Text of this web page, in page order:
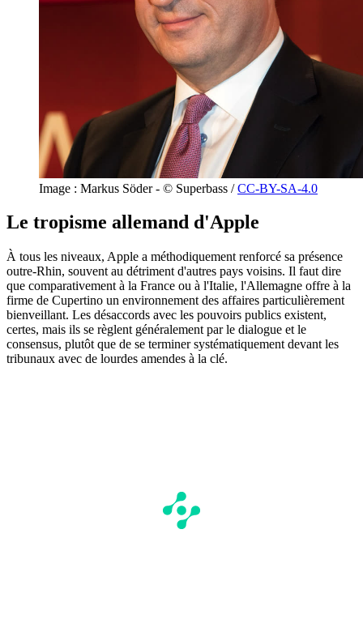
Image : Markus Söder - © Superbass /CC-BY-SA-4.0
Le tropisme allemand d'Apple
À tous les niveaux, Apple a méthodiquement renforcé sa présence
outre-Rhin, souvent au détriment d'autres pays voisins. Il faut dire
que comparativement à la France ou à l'Italie, l'Allemagne offre à la
firme de Cupertino un environnement des affaires particulièrement
bienveillant. Les désaccords avec les pouvoirs publics existent,
certes, mais ils se règlent généralement par le dialogue et le
consensus, plutôt que de se terminer systématiquement devant les
tribunaux avec de lourdes amendes à la clé.